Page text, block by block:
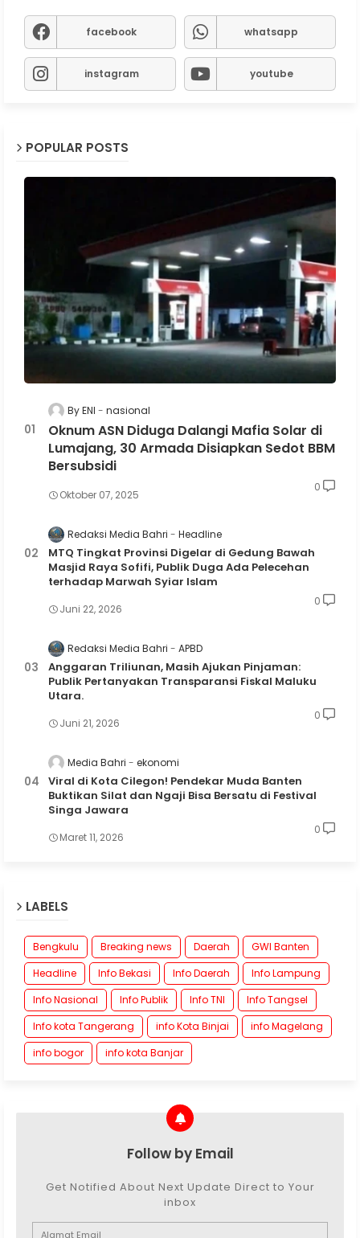
facebook whatsapp
instagram youtube
POPULAR POSTS
By ENI nasional
Oknum ASN Diduga Dalangi Mafia Solar di
Lumajang, 30 Armada Disiapkan Sedot BBM
Bersubsidi
Oktober 07, 2025
0
Redaksi Media Bahri Headline
MTQ Tingkat Provinsi Digelar di Gedung Bawah
Masjid Raya Sofifi, Publik Duga Ada Pelecehan
terhadap Marwah Syiar Islam
Juni 22, 2026
0
Redaksi Media Bahri APBD
Anggaran Triliunan, Masih Ajukan Pinjaman:
Publik Pertanyakan Transparansi Fiskal Maluku
Utara.
Juni 21, 2026
0
Media Bahri ekonomi
Viral di Kota Cilegon! Pendekar Muda Banten
Buktikan Silat dan Ngaji Bisa Bersatu di Festival
Singa Jawara
Maret 11, 2026
0
LABELS
Bengkulu Breaking news Daerah
GWI Banten
Headline
Info Bekasi Info Daerah
Info Lampung
Info Nasional
Info Publik Info TNI
Info Tangsel
Info kota Tangerang
info Kota Binjai
info Magelang
info bogor
info kota Banjar
Follow by Email
Get Notified About Next Update Direct to Your
inbox